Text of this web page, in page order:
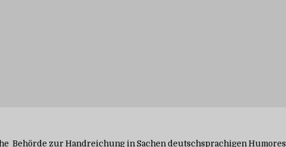
Behörde zur Handreichung in Sachen deutschsprachigen Humores